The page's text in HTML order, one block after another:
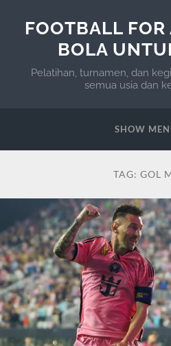
FOOTBALL
BOLA
Pelatihan, turnamen, dan
semua usia dan
SHOW
TAG: GOL